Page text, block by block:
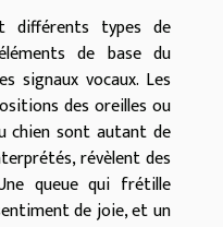
différents types de
de base du
signaux vocaux. Les
des oreilles ou
chien sont autant de
révèlent des
queue qui frétille
de joie, et un